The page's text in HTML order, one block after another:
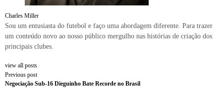
Charles Miller
Sou um entusiasta do futebol e faço uma abordagem diferente. Para trazer
um conteúdo novo ao nosso público mergulho nas histórias de criação dos
principais clubes.
view all posts
Previous post
Negociação Sub-16 Dieguinho Bate Recorde no Brasil